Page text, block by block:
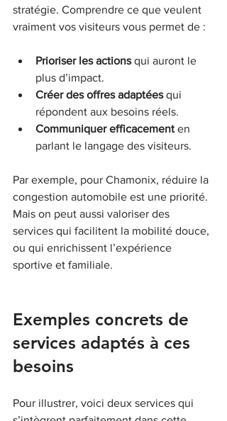
stratégie. Comprendre ce que veulent
vraiment vos visiteurs vous permet de :
Prioriser les actions qui auront le
plus d’impact.
Créer des offres adaptées qui
répondent aux besoins réels.
Communiquer efficacement en
parlant le langage des visiteurs.
Par exemple, pour Chamonix, réduire la
congestion automobile est une priorité.
Mais on peut aussi valoriser des
services qui facilitent la mobilité douce,
ou qui enrichissent l’expérience
sportive et familiale.
Exemples concrets de
services adaptés à ces
besoins
Pour illustrer, voici deux services qui